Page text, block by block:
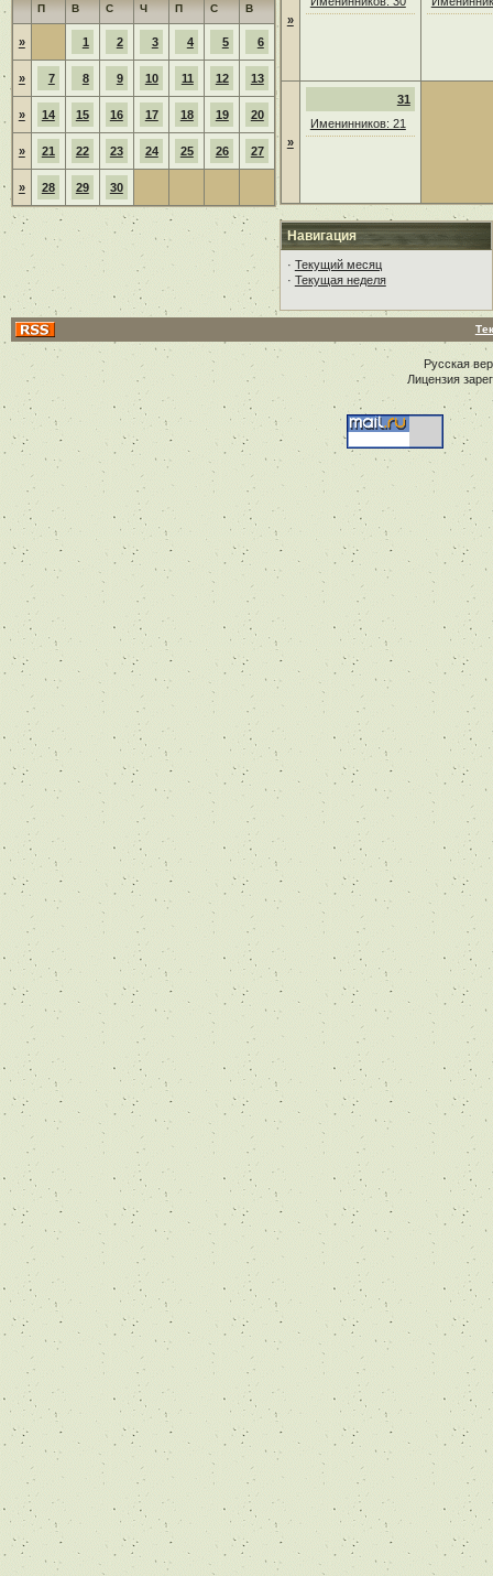
П В С Ч П С В
» 1 2 3 4 5 6
» 7 8 9 10 11 12 13
» 14 15 16 17 18 19 20
» 21 22 23 24 25 26 27
» 28 29 30
»
»
31
Именинников: 21
Навигация
· Текущий месяц
· Текущая неделя
Русская
Лицензия